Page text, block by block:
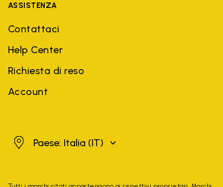
ASSISTENZA
Contattaci
Help Center
Richiesta di reso
Account
Italia Paese: Italia (IT)